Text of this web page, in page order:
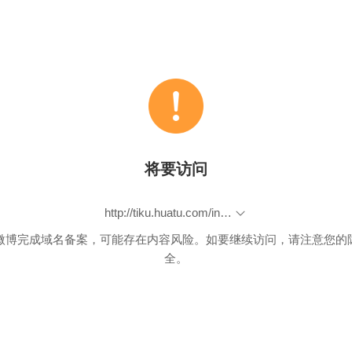
将要访问
http://tiku.huatu.com/index.php?mod=administration&act=really_chouti&paper_id=915
博完成域名备案，可能存在内容风险。如要继续访问，请注意您的
全。